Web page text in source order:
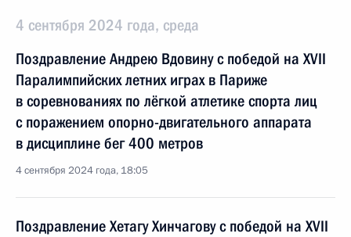
4 сентября 2024 года, среда
Поздравление Андрею Вдовину с победой на XVII
Паралимпийских летних играх в Париже
в соревнованиях по лёгкой атлетике спорта лиц
с поражением опорно-двигательного аппарата
в дисциплине бег 400 метров
4 сентября 2024 года, 18:05
Поздравление Хетагу Хинчагову с победой на XVII